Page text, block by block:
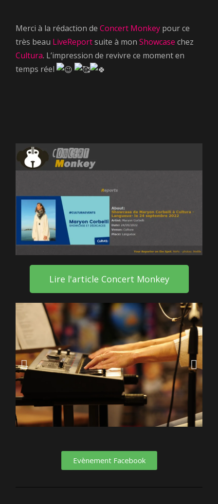
Merci à la rédaction deConcert Monkey pour ce
très beau LiveReportsuite à monShowcase chez
Cultura. L’impression de revivre ce moment en
temps réel
Lire l'article Concert Monkey
Evènement Facebook